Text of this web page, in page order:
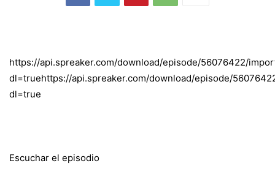
https://api.spreaker.com/download/episode/56076422/
dl=truehttps://api.spreaker.com/download/episode/
dl=true
Escuchar el episodio